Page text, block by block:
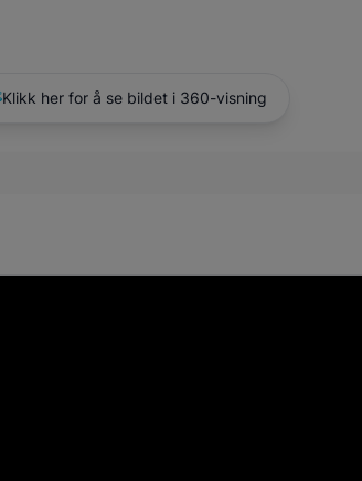
Klikk her for å se bildet i 360-visning